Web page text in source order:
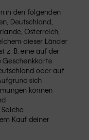
in den folgenden
Deutschland,
Österreich,
dieser Länder
z. B. eine auf der
Geschenkkarte
oder auf
sich
können
Kauf deiner